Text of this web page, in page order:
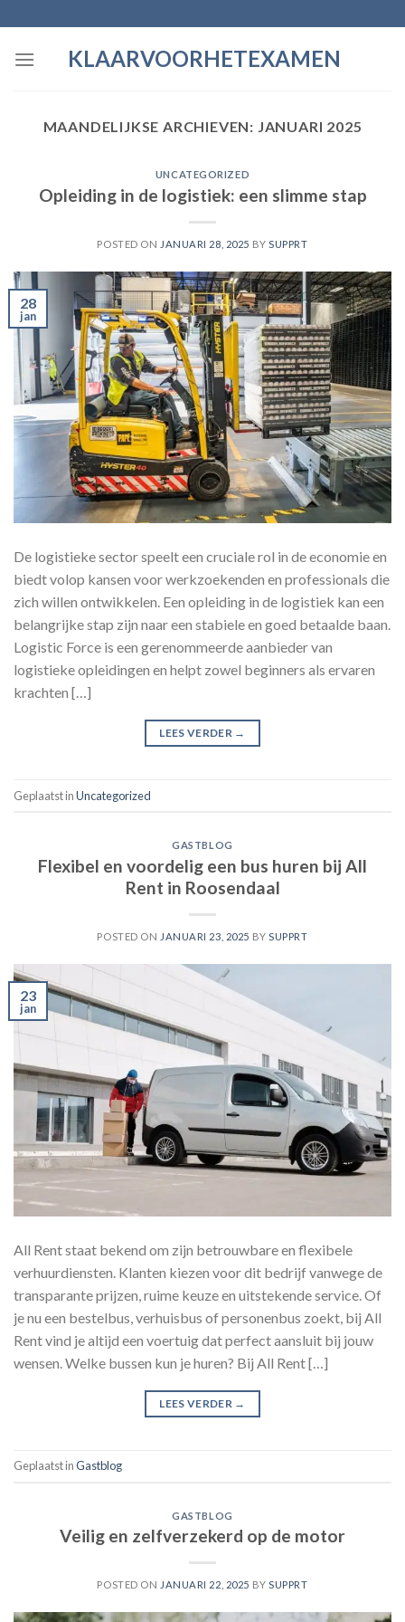
to
content
KLAARVOORHETEXAMEN
MAANDELIJKSE ARCHIEVEN: JANUARI 2025
UNCATEGORIZED
Opleiding in de logistiek: een slimme stap
POSTED ON JANUARI 28, 2025 BY SUPPRT
28
jan
De logistieke sector speelt een cruciale rol in de economie en
biedt volop kansen voor werkzoekenden en professionals die
zich willen ontwikkelen. Een opleiding in de logistiek kan een
belangrijke stap zijn naar een stabiele en goed betaalde baan.
Logistic Force is een gerenommeerde aanbieder van
logistieke opleidingen en helpt zowel beginners als ervaren
krachten […]
LEES VERDER →
Geplaatst inUncategorized
GASTBLOG
Flexibel en voordelig een bus huren bij All
Rent in Roosendaal
POSTED ON JANUARI 23, 2025 BYSUPPRT
23
jan
All Rent staat bekend om zijn betrouwbare en flexibele
verhuurdiensten. Klanten kiezen voor dit bedrijf vanwege de
transparante prijzen, ruime keuze en uitstekende service. Of
je nu een bestelbus, verhuisbus of personenbus zoekt, bij All
Rent vind je altijd een voertuig dat perfect aansluit bij jouw
wensen. Welke bussen kun je huren? Bij All Rent […]
LEES VERDER →
Geplaatst inGastblog
GASTBLOG
Veilig en zelfverzekerd op de motor
POSTED ON JANUARI 22, 2025 BYSUPPRT